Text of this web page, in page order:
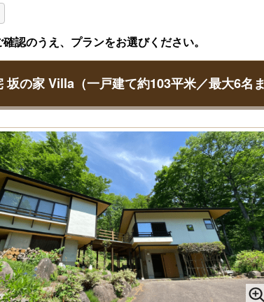
認のうえ、プランをお選びください。
坂の家 Villa（一戸建て約103平米／最大6名ま